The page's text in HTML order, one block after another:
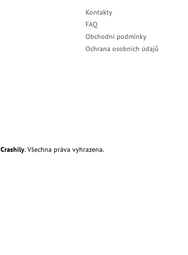
Kontakty
FAQ
Obchodní podmínky
Ochrana osobních údajů
Crashily. Všechna práva vyhrazena.